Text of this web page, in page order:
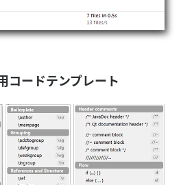
ードテンプレート